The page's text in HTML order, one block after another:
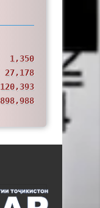
1,350
27,178
120,393
898,988